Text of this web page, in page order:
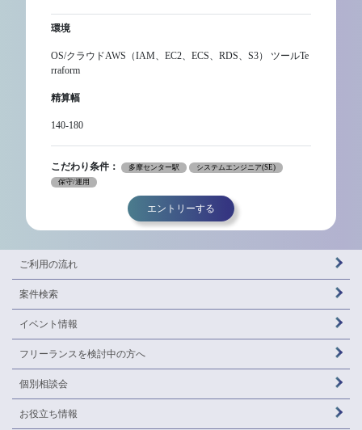
環境
OS/クラウドAWS（IAM、EC2、ECS、RDS、S3） ツールTe
rraform
精算幅
140-180
こだわり条件： 多摩センター駅
システムエンジニア(SE)
保守/運用
エントリーする
ご利用の流れ
案件検索
イベント情報
フリーランスを検討中の方へ
個別相談会
お役立ち情報